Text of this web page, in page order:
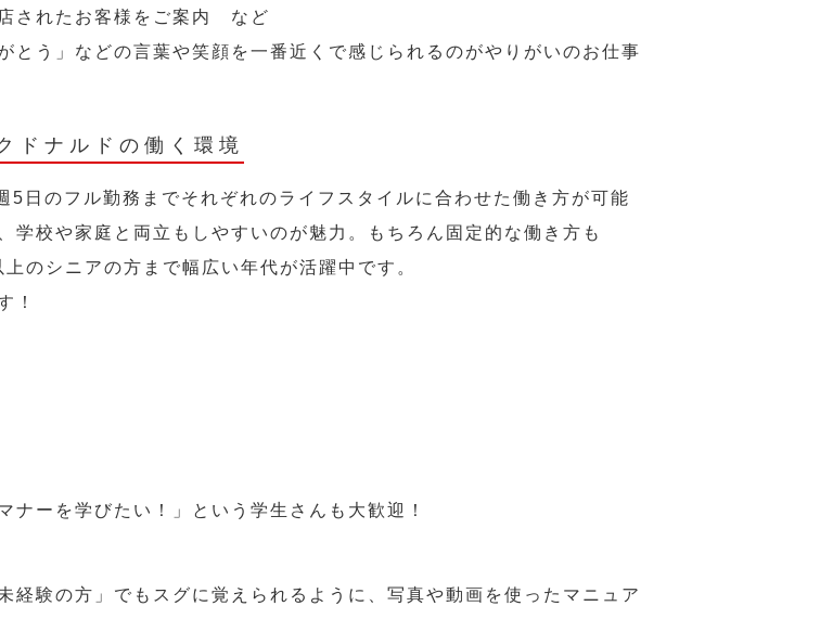
されたお客様をご案内 など
とう」などの言葉や笑顔を一番近くで感じられるのがやりがいのお仕事
ドナルドの働く環境
日のフル勤務までそれぞれのライフスタイルに合わせた働き方が可能
学校や家庭と両立もしやすいのが魅力。もちろん固定的な働き方も
のシニアの方まで幅広い年代が活躍中です。
！
ナーを学びたい！」という学生さんも大歓迎！
経験の方」でもスグに覚えられるように、写真や動画を使ったマニュア